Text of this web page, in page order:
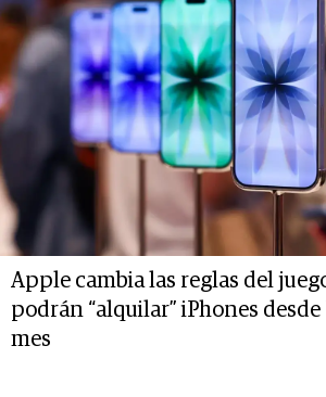
Apple cambia las reglas del
podrán “alquilar” iPhones desde
mes